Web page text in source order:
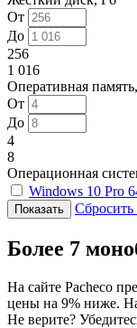
От
До
256
1 016
Оперативная
От
До
4
8
Операционная
Windows 10 Pro
Сбросить
Более 7
На сайте Pacheco
цены на 9% ниже.
Не верите?